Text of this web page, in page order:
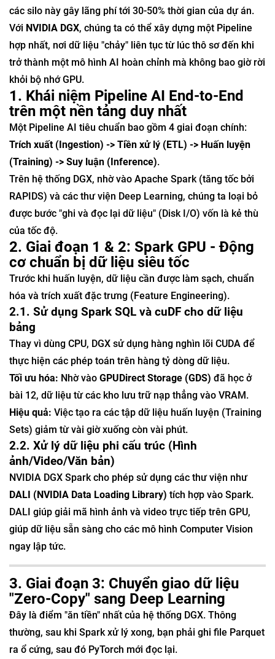
các silo này gây lãng phí tới 30-50% thời gian của dự án.
Với NVIDIA DGX, chúng ta có thể xây dựng một Pipeline
hợp nhất, nơi dữ liệu "chảy" liên tục từ lúc thô sơ đến khi
trở thành một mô hình AI hoàn chỉnh mà không bao giờ rời
khỏi bộ nhớ GPU.
1. Khái niệm Pipeline AI End-to-End
trên một nền tảng duy nhất
Một Pipeline AI tiêu chuẩn bao gồm 4 giai đoạn chính:
Trích xuất (Ingestion) -> Tiền xử lý (ETL) -> Huấn luyện
(Training) -> Suy luận (Inference).
Trên hệ thống DGX, nhờ vào Apache Spark (tăng tốc bởi
RAPIDS) và các thư viện Deep Learning, chúng ta loại bỏ
được bước "ghi và đọc lại dữ liệu" (Disk I/O) vốn là kẻ thù
của tốc độ.
2. Giai đoạn 1 & 2: Spark GPU - Động
cơ chuẩn bị dữ liệu siêu tốc
Trước khi huấn luyện, dữ liệu cần được làm sạch, chuẩn
hóa và trích xuất đặc trưng (Feature Engineering).
2.1. Sử dụng Spark SQL và cuDF cho dữ liệu
bảng
Thay vì dùng CPU, DGX sử dụng hàng nghìn lõi CUDA để
thực hiện các phép toán trên hàng tỷ dòng dữ liệu.
Tối ưu hóa: Nhờ vào GPUDirect Storage (GDS) đã học ở
bài 12, dữ liệu từ các kho lưu trữ nạp thẳng vào VRAM.
Hiệu quả: Việc tạo ra các tập dữ liệu huấn luyện (Training
Sets) giảm từ vài giờ xuống còn vài phút.
2.2. Xử lý dữ liệu phi cấu trúc (Hình
ảnh/Video/Văn bản)
NVIDIA DGX Spark cho phép sử dụng các thư viện như
DALI (NVIDIA Data Loading Library) tích hợp vào Spark.
DALI giúp giải mã hình ảnh và video trực tiếp trên GPU,
giúp dữ liệu sẵn sàng cho các mô hình Computer Vision
ngay lập tức.
3. Giai đoạn 3: Chuyển giao dữ liệu
"Zero-Copy" sang Deep Learning
Đây là điểm "ăn tiền" nhất của hệ thống DGX. Thông
thường, sau khi Spark xử lý xong, bạn phải ghi file Parquet
ra ổ cứng, sau đó PyTorch mới đọc lại.